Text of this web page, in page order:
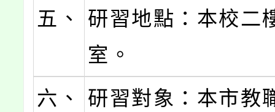
五、
研習地點：本校二
室。
六、
研習對象：本市教